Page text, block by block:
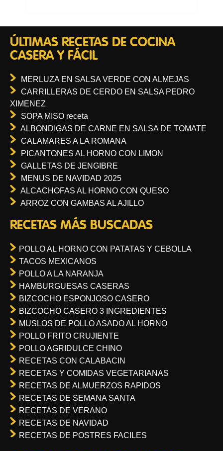
ÚLTIMAS RECETAS DE COCINA
CASERA Y FÁCIL
MERLUZA EN SALSA VERDE CON ALMEJAS
CARRILLERAS DE CERDO EN SALSA PEDRO
XIMENEZ
SOPA MISO receta
ALBONDIGAS DE CARNE EN SALSA DE TOMATE
CALAMARES A LA ROMANA
PICANTONES AL HORNO CON LIMON
GALLETAS DE JENGIBRE
MENUS DE NAVIDAD 2025
ALCACHOFAS AL HORNO CON QUESO
ARROZ CON GAMBAS AL AJILLO
RECETAS MÁS BUSCADAS
POLLO AL HORNO CON PATATAS Y CEBOLLA
TACOS MEXICANOS
POLLO A LA NARANJA
HAMBURGUESAS CASERAS
BIZCOCHO ESPONJOSO CASERO
BIZCOCHO CASERO 3 INGREDIENTES
MUSLOS DE POLLO ASADO AL HORNO
POLLO FRITO CRUJIENTE
POLLO AGRIDULCE CHINO
RECETAS CON CALABACIN
RECETAS Y COMIDAS VEGETARIANAS
RECETAS DE ALMUERZOS RAPIDOS
RECETAS DE SEMANA SANTA
RECETAS DE VERANO
RECETAS DE NAVIDAD
RECETAS DE POSTRES FACILES